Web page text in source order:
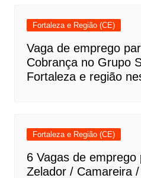
Fortaleza e Região (CE)
Vaga de emprego
Cobrança no Grupo
Fortaleza e região
Fortaleza e Região (CE)
6 Vagas de emprego
Zelador / Camareira